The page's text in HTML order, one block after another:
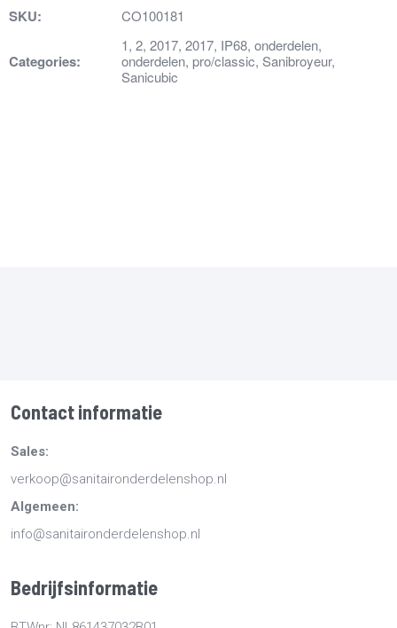
XL
aantal
SKU: CO100181
Categories:
1, 2, 2017, 2017, IP68, onderdelen,
onderdelen, pro/classic, Sanibroyeur,
Sanicubic
Contact informatie
Sales:
verkoop@sanitaironderdelenshop.nl
Algemeen:
info@sanitaironderdelenshop.nl
Bedrijfsinformatie